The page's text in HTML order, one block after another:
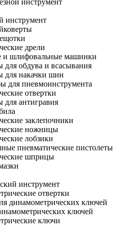
инструмент
инструмент
дрели
и шлифовальные машинки
для обдува и всасывания
для накачки шин
для пневмоинструмента
отвертки
для антигравия
заклепочники
ножницы
лобзики
пневматические пистолеты
шприцы
инструмент
отвертки
динамометрических ключей
ключей
ключи